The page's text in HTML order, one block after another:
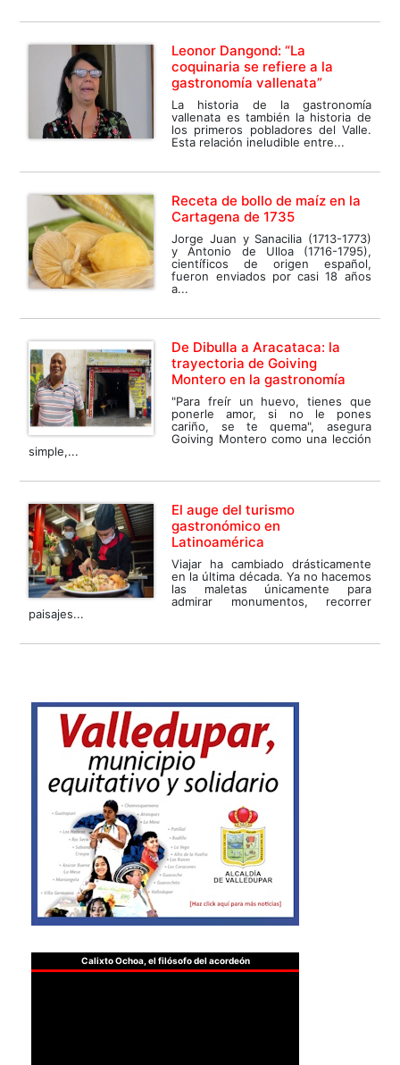
Leonor Dangond: “La
coquinaria se refiere a la
gastronomía vallenata”
La historia de la gastronomía
vallenata es también la historia de
los primeros pobladores del Valle.
Esta relación ineludible entre...
Receta de bollo de maíz en la
Cartagena de 1735
Jorge Juan y Sanacilia (1713-1773)
y Antonio de Ulloa (1716-1795),
científicos de origen español,
fueron enviados por casi 18 años
a...
De Dibulla a Aracataca: la
trayectoria de Goiving
Montero en la gastronomía
"Para freír un huevo, tienes que
ponerle amor, si no le pones
cariño, se te quema", asegura
Goiving Montero como una lección
simple,...
El auge del turismo
gastronómico en
Latinoamérica
Viajar ha cambiado drásticamente
en la última década. Ya no hacemos
las maletas únicamente para
admirar monumentos, recorrer
paisajes...
Calixto Ochoa, el filósofo del acordeón